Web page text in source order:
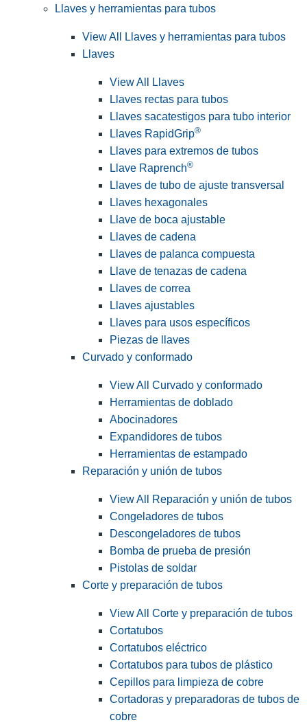
Llaves y herramientas para tubos
View All Llaves y herramientas para tubos
Llaves
View All Llaves
Llaves rectas para tubos
Llaves sacatestigos para tubo interior
Llaves RapidGrip®
Llaves para extremos de tubos
Llave Raprench®
Llaves de tubo de ajuste transversal
Llaves hexagonales
Llave de boca ajustable
Llaves de cadena
Llaves de palanca compuesta
Llave de tenazas de cadena
Llaves de correa
Llaves ajustables
Llaves para usos específicos
Piezas de llaves
Curvado y conformado
View All Curvado y conformado
Herramientas de doblado
Abocinadores
Expandidores de tubos
Herramientas de estampado
Reparación y unión de tubos
View All Reparación y unión de tubos
Congeladores de tubos
Descongeladores de tubos
Bomba de prueba de presión
Pistolas de soldar
Corte y preparación de tubos
View All Corte y preparación de tubos
Cortatubos
Cortatubos eléctrico
Cortatubos para tubos de plástico
Cepillos para limpieza de cobre
Cortadoras y preparadoras de tubos de
cobre